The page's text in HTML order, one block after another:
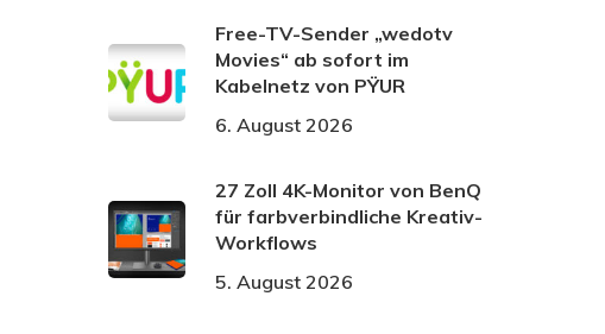
Free-TV-Sender „wedotv
Movies“ ab sofort im
Kabelnetz von PŸUR
6. August 2026
27 Zoll 4K-Monitor von BenQ
für farbverbindliche Kreativ-
Workflows
5. August 2026